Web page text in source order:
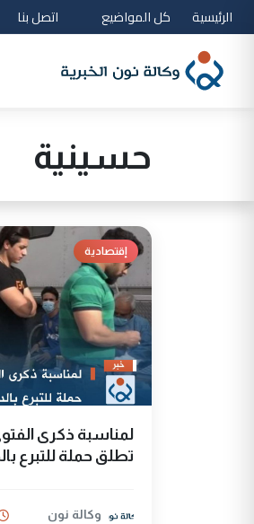
الرئيسية كل المواضيع اتصل بنا
حسينية
إقتصادية
لمناسبة ذكرى
تطلق حملة للتبرع
وكالة نون